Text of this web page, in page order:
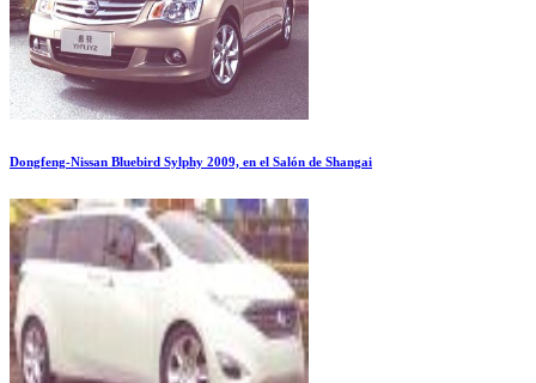
Dongfeng-Nissan Bluebird Sylphy 2009, en el Salón de Shangai